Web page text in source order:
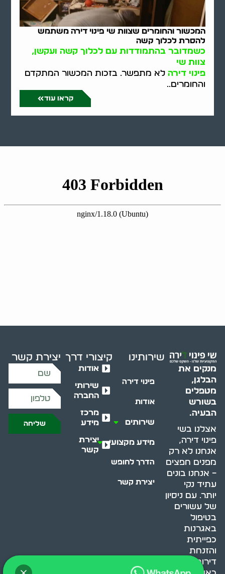
המכשור והחומרים שצוות שי פינוי דירה משתמש
להסרת לכלוך קשה
כשמדובר בהתמודדות עם לכלוך קשה ועקשן,
צוות שי
פינוי דירה לא מתפשר. בזכות המכשור המתקדם
והחומרים..
קראו עוד
מנקים את
הבלגן,
מטפלים
בשורש
הבעיה.
אצלנו בשי
פינוי דירה,
אנחנו לא רק
מפנים חפצים
– אנחנו בונים
עתיד נקי
יותר. עם ניסיון
של עשורים
בטיפול
באגרנות
כפייתית
והזנחת
דירות, אנחנו
שירותינו
פינוי דירה
אודות
שירותים
מידע מקצועי
הדרך לחופש
יצירת קשר
קיצורי דרך
אודות
שירותי
החברה
מרכז
מידע
יצירת
קשר
יצירת קשר
שליחה